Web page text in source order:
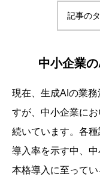
記事の
中小企業
現在、生成AIの業
すが、中小企業に
続いています。各
導入率を示す中、中
本格導入に至って